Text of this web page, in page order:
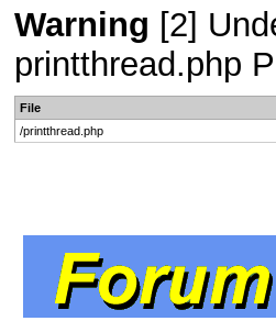
Warning [2]
printthread.php
File
/printthread.php